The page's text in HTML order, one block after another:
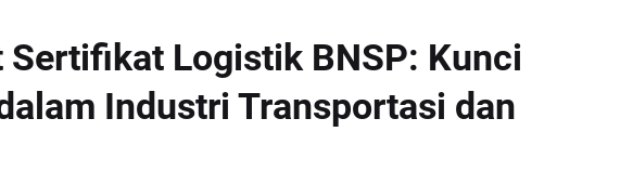
Sertifikat Logistik BNSP: Kunci
Industri Transportasi dan